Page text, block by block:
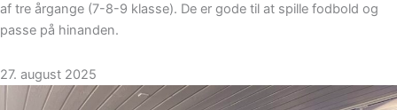
af tre årgange (7-8-9 klasse). De er gode til at spille fodbold og
passe på hinanden.
27. august 2025